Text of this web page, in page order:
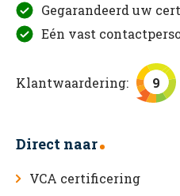
Gegarandeerd uw
Eén vast
Klantwaardering: 9
Direct naar
VCA certificering